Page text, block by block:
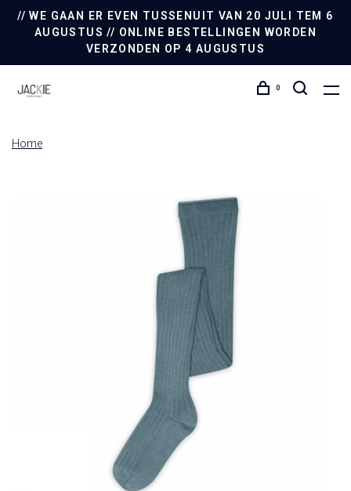
// WE GAAN ER EVEN TUSSENUIT VAN 20 JULI TEM 6
AUGUSTUS // ONLINE BESTELLINGEN WORDEN
VERZONDEN OP 4 AUGUSTUS
0
Home